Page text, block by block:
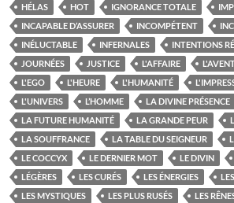
HÉLAS
HOT IGNORANCE TOTALE
INCAPABLE D’ASSURER
INCOMPÉTENT
INÉLUCTABLE
INFERNALES INTENTIONS
JOURNÉES
JUSTICE L'AFFAIRE
L'EGO
L'HEURE L'HUMANITÉ
L'UNIVERS
L’HOMME LA DIVINE PRÉSENCE
LA FUTURE HUMANITÉ
LA GRANDE PEUR
LA SOUFFRANCE
LA TABLE DU SEIGNEUR
LE COCCYX
LE DERNIER MOT LE DIVIN
LÉGÈRES
LES CURÉS LES ÉNERGIES
LES MYSTIQUES
LES PLUS RUSÉS LES